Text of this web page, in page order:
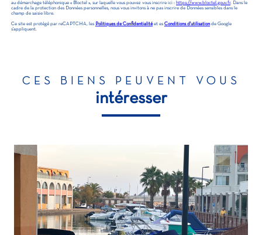
au démarchage téléphonique « Bloctel », sur laquelle vous pouvez vous inscrire ici : https://www.bloctel.gouv.fr. Dans le
cadre de la protection des Données personnelles, nous vous invitons à ne pas inscrire de Données sensibles dans le
champ de saisie libre.
Ce site est protégé par reCAPTCHA, les Politiques de Confidentialitéet es Conditions d'utilisation de Google
s'appliquent.
CES BIENS PEUVENT VOUS
intéresser